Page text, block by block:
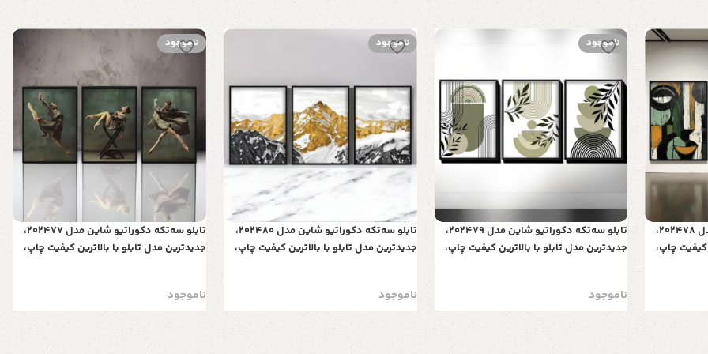
تابلو سه‌تکه دکوراتیو شاین مدل 202478،
کیفیت چاپ،
ناموجود
تابلو سه‌تکه دکوراتیو شاین مدل 202479،
جدیدترین مدل تابلو با بالاترین کیفیت چاپ،
ناموجود
ناموجود
تابلو سه‌تکه دکوراتیو شاین مدل 202480،
جدیدترین مدل تابلو با بالاترین کیفیت چاپ،
ناموجود
ناموجود
تابلو سه‌تکه دکوراتیو شاین مدل 202477،
جدیدترین مدل تابلو با بالاترین کیفیت چاپ،
ناموجود